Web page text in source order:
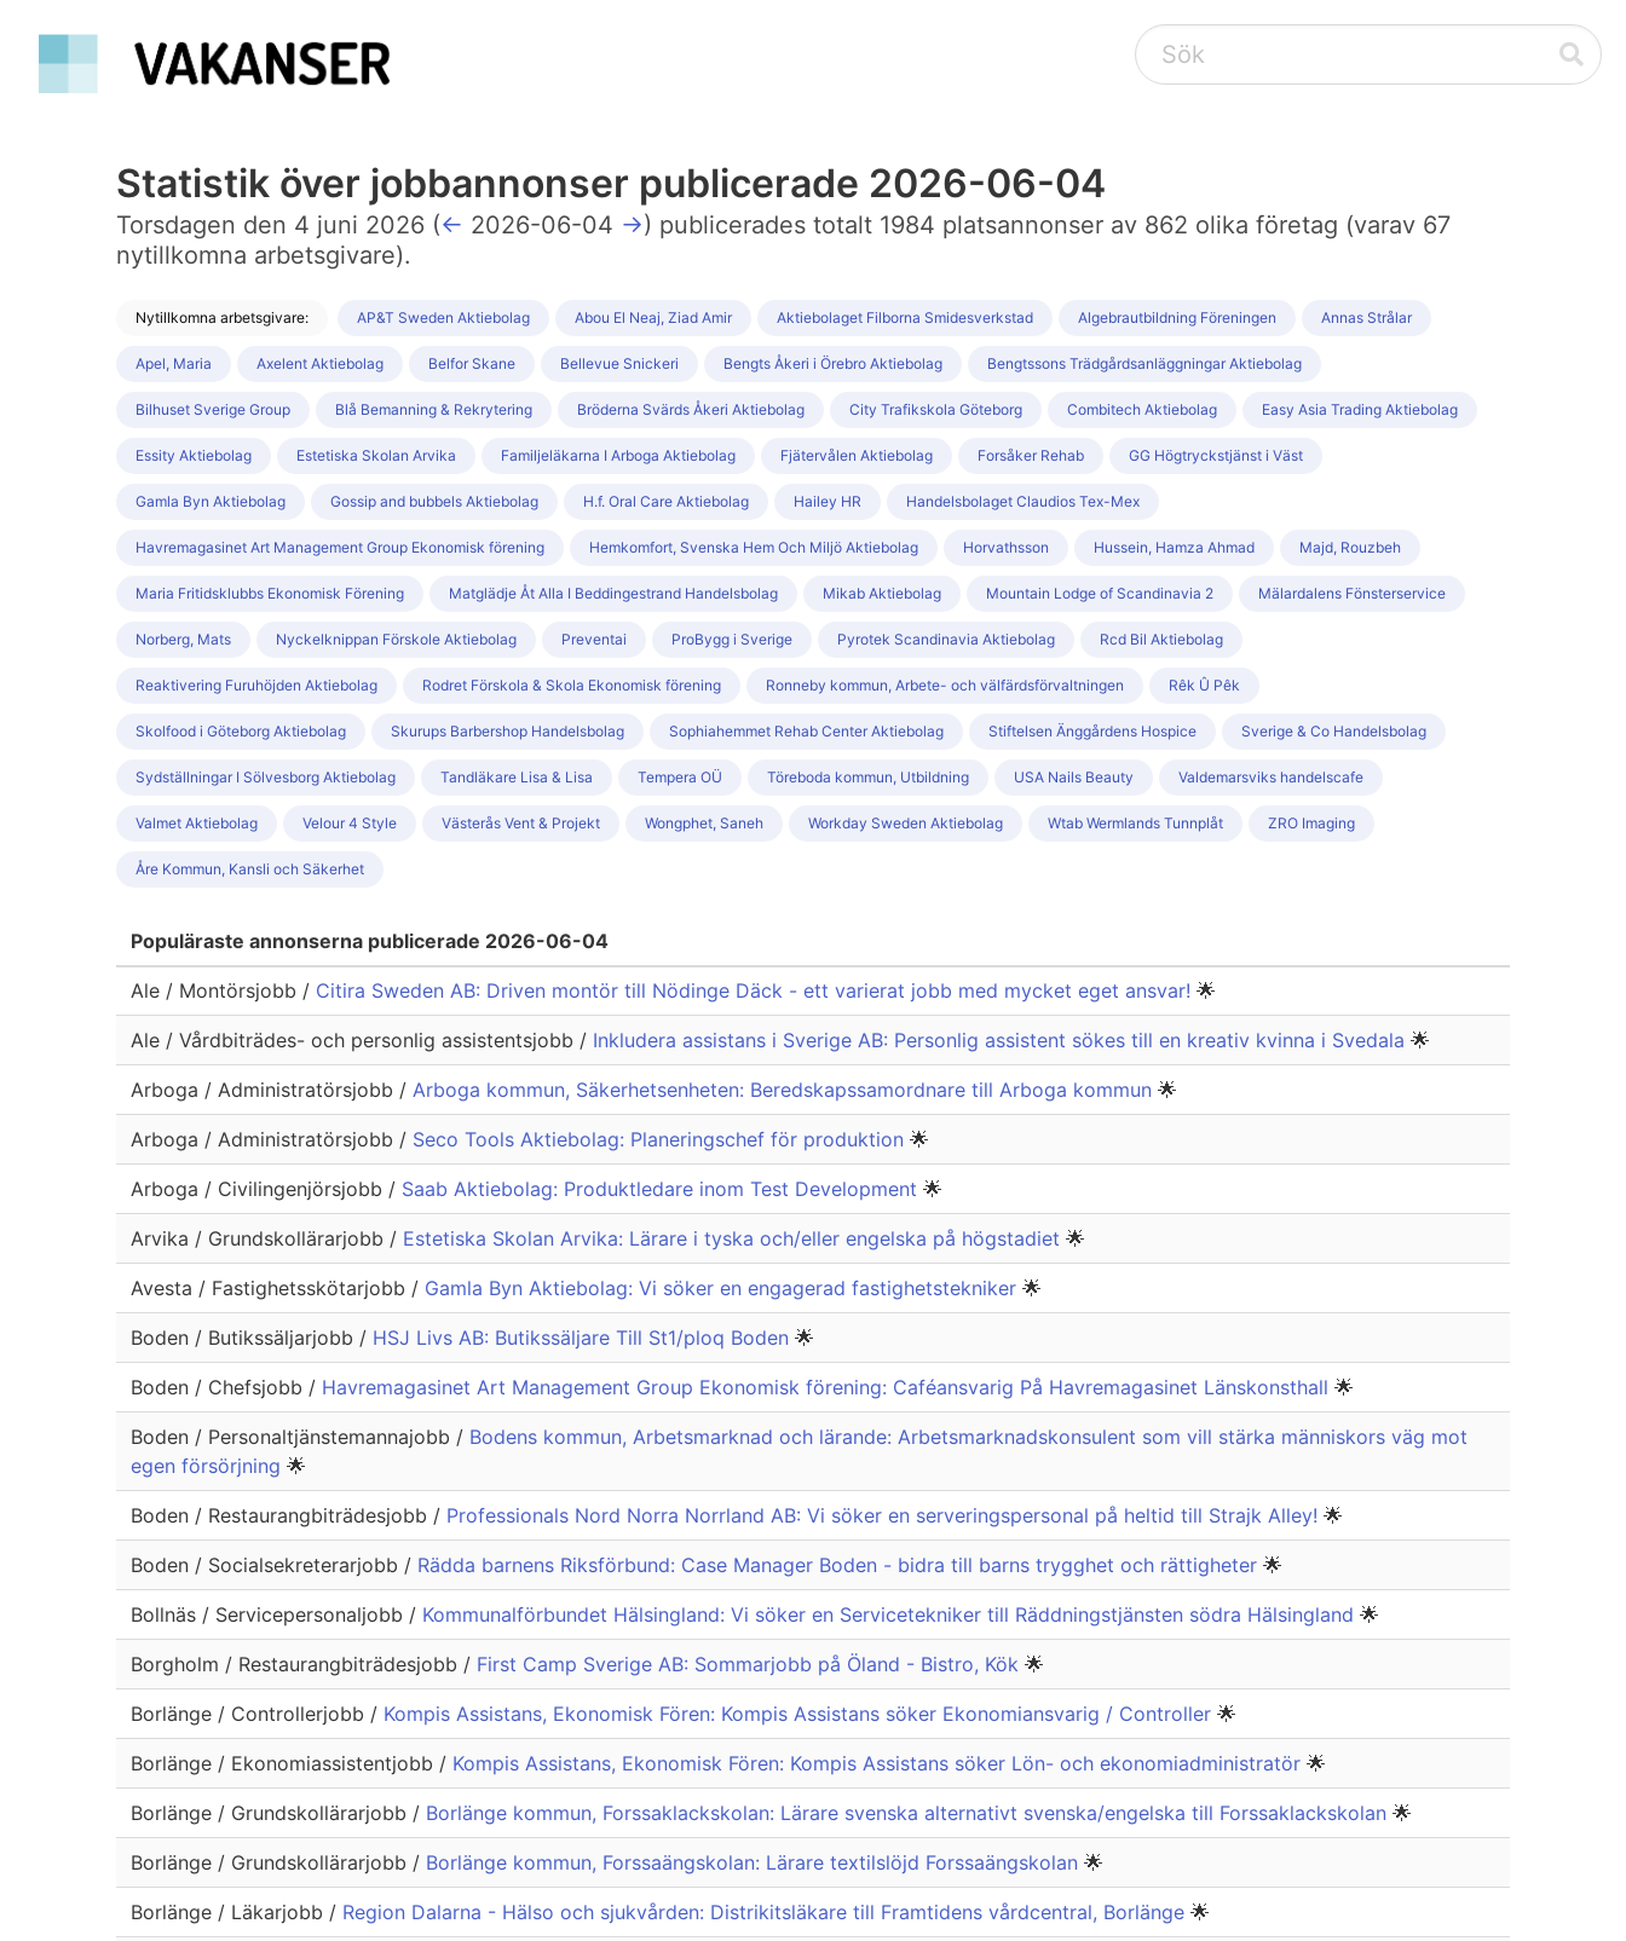
Statistik över jobbannonser publicerade 2026-06-04
Torsdagen den 4 juni 2026 (← 2026-06-04 →) publicerades totalt 1984 platsannonser av 862 olika företag (varav 67
nytillkomna arbetsgivare).
Nytillkomna arbetsgivare: AP&T Sweden Aktiebolag Abou El Neaj, Ziad Amir Aktiebolaget Filborna Smidesverkstad Algebrautbildning Föreningen Annas Strålar
Apel, Maria Axelent Aktiebolag Belfor Skane Bellevue Snickeri Bengts Åkeri i Örebro Aktiebolag Bengtssons Trädgårdsanläggningar Aktiebolag
Bilhuset Sverige Group Blå Bemanning & Rekrytering Bröderna Svärds Åkeri Aktiebolag City Trafikskola Göteborg Combitech Aktiebolag Easy Asia Trading Aktiebolag
Essity Aktiebolag Estetiska Skolan Arvika Familjeläkarna I Arboga Aktiebolag Fjätervålen Aktiebolag Forsåker Rehab GG Högtryckstjänst i Väst
Gamla Byn Aktiebolag Gossip and bubbels Aktiebolag H.f. Oral Care Aktiebolag Hailey HR Handelsbolaget Claudios Tex-Mex
Havremagasinet Art Management Group Ekonomisk förening Hemkomfort, Svenska Hem Och Miljö Aktiebolag Horvathsson Hussein, Hamza Ahmad Majd, Rouzbeh
Maria Fritidsklubbs Ekonomisk Förening Matglädje Åt Alla I Beddingestrand Handelsbolag Mikab Aktiebolag Mountain Lodge of Scandinavia 2 Mälardalens Fönsterservice
Norberg, Mats Nyckelknippan Förskole Aktiebolag Preventai ProBygg i Sverige Pyrotek Scandinavia Aktiebolag Rcd Bil Aktiebolag
Reaktivering Furuhöjden Aktiebolag Rodret Förskola & Skola Ekonomisk förening Ronneby kommun, Arbete- och välfärdsförvaltningen Rêk Û Pêk
Skolfood i Göteborg Aktiebolag Skurups Barbershop Handelsbolag Sophiahemmet Rehab Center Aktiebolag Stiftelsen Änggårdens Hospice Sverige & Co Handelsbolag
Sydställningar I Sölvesborg Aktiebolag Tandläkare Lisa & Lisa Tempera OÜ Töreboda kommun, Utbildning USA Nails Beauty Valdemarsviks handelscafe
Valmet Aktiebolag Velour 4 Style Västerås Vent & Projekt Wongphet, Saneh Workday Sweden Aktiebolag Wtab Wermlands Tunnplåt ZRO Imaging
Åre Kommun, Kansli och Säkerhet
Populäraste annonserna publicerade 2026-06-04
Ale / Montörsjobb / Citira Sweden AB: Driven montör till Nödinge Däck - ett varierat jobb med mycket eget ansvar! 🌟
Ale / Vårdbiträdes- och personlig assistentsjobb / Inkludera assistans i Sverige AB: Personlig assistent sökes till en kreativ kvinna i Svedala 🌟
Arboga / Administratörsjobb / Arboga kommun, Säkerhetsenheten: Beredskapssamordnare till Arboga kommun 🌟
Arboga / Administratörsjobb / Seco Tools Aktiebolag: Planeringschef för produktion 🌟
Arboga / Civilingenjörsjobb / Saab Aktiebolag: Produktledare inom Test Development 🌟
Arvika / Grundskollärarjobb / Estetiska Skolan Arvika: Lärare i tyska och/eller engelska på högstadiet 🌟
Avesta / Fastighetsskötarjobb / Gamla Byn Aktiebolag: Vi söker en engagerad fastighetstekniker 🌟
Boden / Butikssäljarjobb / HSJ Livs AB: Butikssäljare Till St1/ploq Boden 🌟
Boden / Chefsjobb / Havremagasinet Art Management Group Ekonomisk förening: Caféansvarig På Havremagasinet Länskonsthall 🌟
Boden / Personaltjänstemannajobb / Bodens kommun, Arbetsmarknad och lärande: Arbetsmarknadskonsulent som vill stärka människors väg mot
egen försörjning 🌟
Boden / Restaurangbiträdesjobb / Professionals Nord Norra Norrland AB: Vi söker en serveringspersonal på heltid till Strajk Alley! 🌟
Boden / Socialsekreterarjobb / Rädda barnens Riksförbund: Case Manager Boden - bidra till barns trygghet och rättigheter 🌟
Bollnäs / Servicepersonaljobb / Kommunalförbundet Hälsingland: Vi söker en Servicetekniker till Räddningstjänsten södra Hälsingland 🌟
Borgholm / Restaurangbiträdesjobb / First Camp Sverige AB: Sommarjobb på Öland - Bistro, Kök 🌟
Borlänge / Controllerjobb / Kompis Assistans, Ekonomisk Fören: Kompis Assistans söker Ekonomiansvarig / Controller 🌟
Borlänge / Ekonomiassistentjobb / Kompis Assistans, Ekonomisk Fören: Kompis Assistans söker Lön- och ekonomiadministratör 🌟
Borlänge / Grundskollärarjobb / Borlänge kommun, Forssaklackskolan: Lärare svenska alternativt svenska/engelska till Forssaklackskolan 🌟
Borlänge / Grundskollärarjobb / Borlänge kommun, Forssaängskolan: Lärare textilslöjd Forssaängskolan 🌟
Borlänge / Läkarjobb / Region Dalarna - Hälso och sjukvården: Distrikitsläkare till Framtidens vårdcentral, Borlänge 🌟